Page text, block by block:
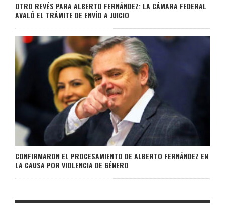
OTRO REVÉS PARA ALBERTO FERNÁNDEZ: LA CÁMARA FEDERAL
AVALÓ EL TRÁMITE DE ENVÍO A JUICIO
CONFIRMARON EL PROCESAMIENTO DE ALBERTO FERNÁNDEZ EN
LA CAUSA POR VIOLENCIA DE GÉNERO